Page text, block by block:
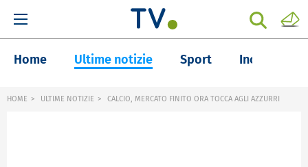
Home Ultime notizie Sport Inchieste
HOME ULTIME NOTIZIE CALCIO, MERCATO FINITO ORA TOCCA AGLI AZZURRI